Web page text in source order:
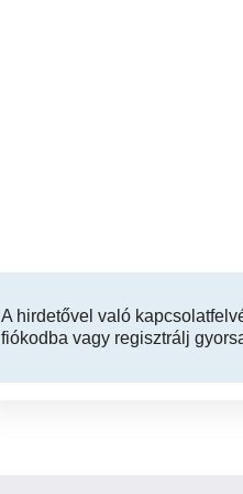
A hirdetővel való
fiókodba vagy regisztrálj